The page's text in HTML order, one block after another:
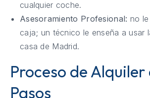
cualquier coche.
Asesoramiento Profesional: no
caja; un técnico le enseña a usar
casa de Madrid.
Proceso de Alquiler
Pasos